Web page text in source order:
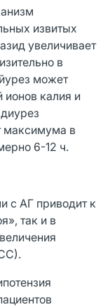
извитых
увеличивает
в
может
ионов калия и
максимума в
6-12 ч.
с АГ приводит к
так и в